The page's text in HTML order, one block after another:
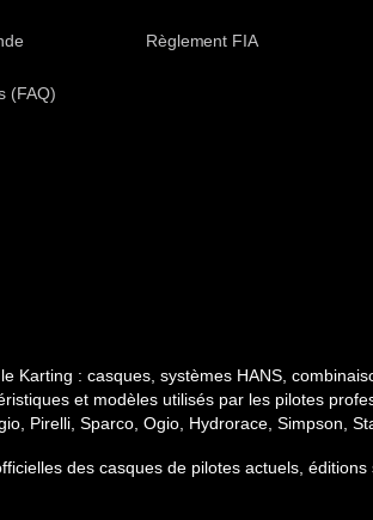
(FAQ)
Règlement FIA
Karting : casques, systèmes HANS,
et modèles utilisés par les pilotes
Pirelli, Sparco, Ogio, Hydrorace, Simpson,
des casques de pilotes actuels,